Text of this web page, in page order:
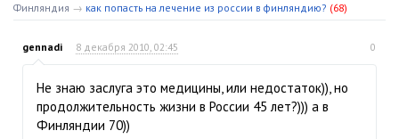
Финляндия → как попасть на лечение из россии в финляндию? (68)
gennadi 8 декабря 2010, 02:45 0
Не знаю заслуга это медицины, или недостаток)), но
продолжительность жизни в России 45 лет?))) а в
Финляндии 70))